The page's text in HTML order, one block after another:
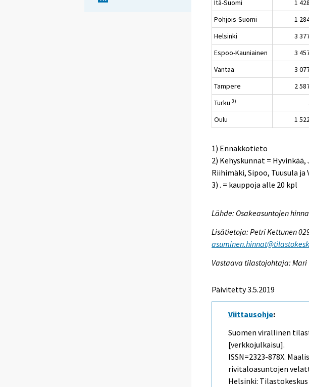
Itä-Suomi
1 428
Pohjois-Suomi
1
Helsinki
3
Espoo-Kauniainen
3
Vantaa
3
Tampere
2
Turku3)
Oulu
1
1) Ennakkotieto
2) Kehyskunnat =
Riihimäki, Sipoo, Tuusula ja
3) . = kauppoja alle 20 kpl
Lähde: Osakeasuntojen
Lisätietoja: Petri Kettunen
Vastaava tilastojohtaja: Mari
Päivitetty 3.5.2019
Viittausohje:
Suomen virallinen
[verkkojulkaisu].
ISSN=2323-878X.
rivitaloasuntojen
Helsinki: